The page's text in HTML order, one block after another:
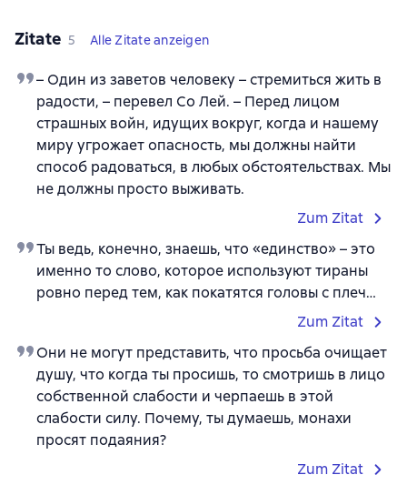
Zitate 5 Alle Zitate anzeigen
– Один из заветов человеку – стремиться жить в
радости, – перевел Со Лей. – Перед лицом
страшных войн, идущих вокруг, когда и нашему
миру угрожает опасность, мы должны найти
способ радоваться, в любых обстоятельствах. Мы
не должны просто выживать.
Zum Zitat
Ты ведь, конечно, знаешь, что «единство» – это
именно то слово, которое используют тираны
ровно перед тем, как покатятся головы с плеч…
Zum Zitat
Они не могут представить, что просьба очищает
душу, что когда ты просишь, то смотришь в лицо
собственной слабости и черпаешь в этой
слабости силу. Почему, ты думаешь, монахи
просят подаяния?
Zum Zitat